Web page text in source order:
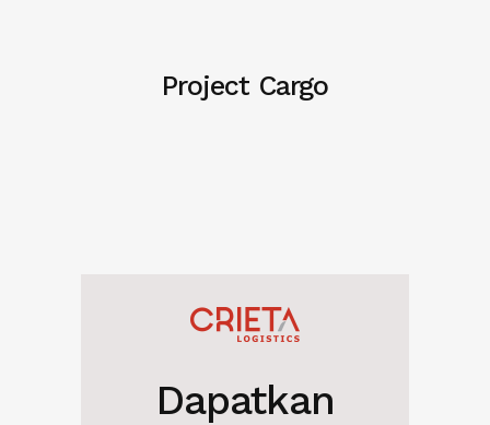
Project Cargo
Dapatkan